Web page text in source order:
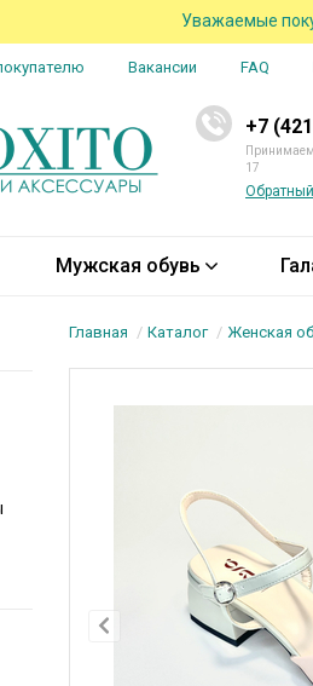
Уважаемые
Вакансии FAQ
+7
17
Мужская обувь
Главная Каталог Женская